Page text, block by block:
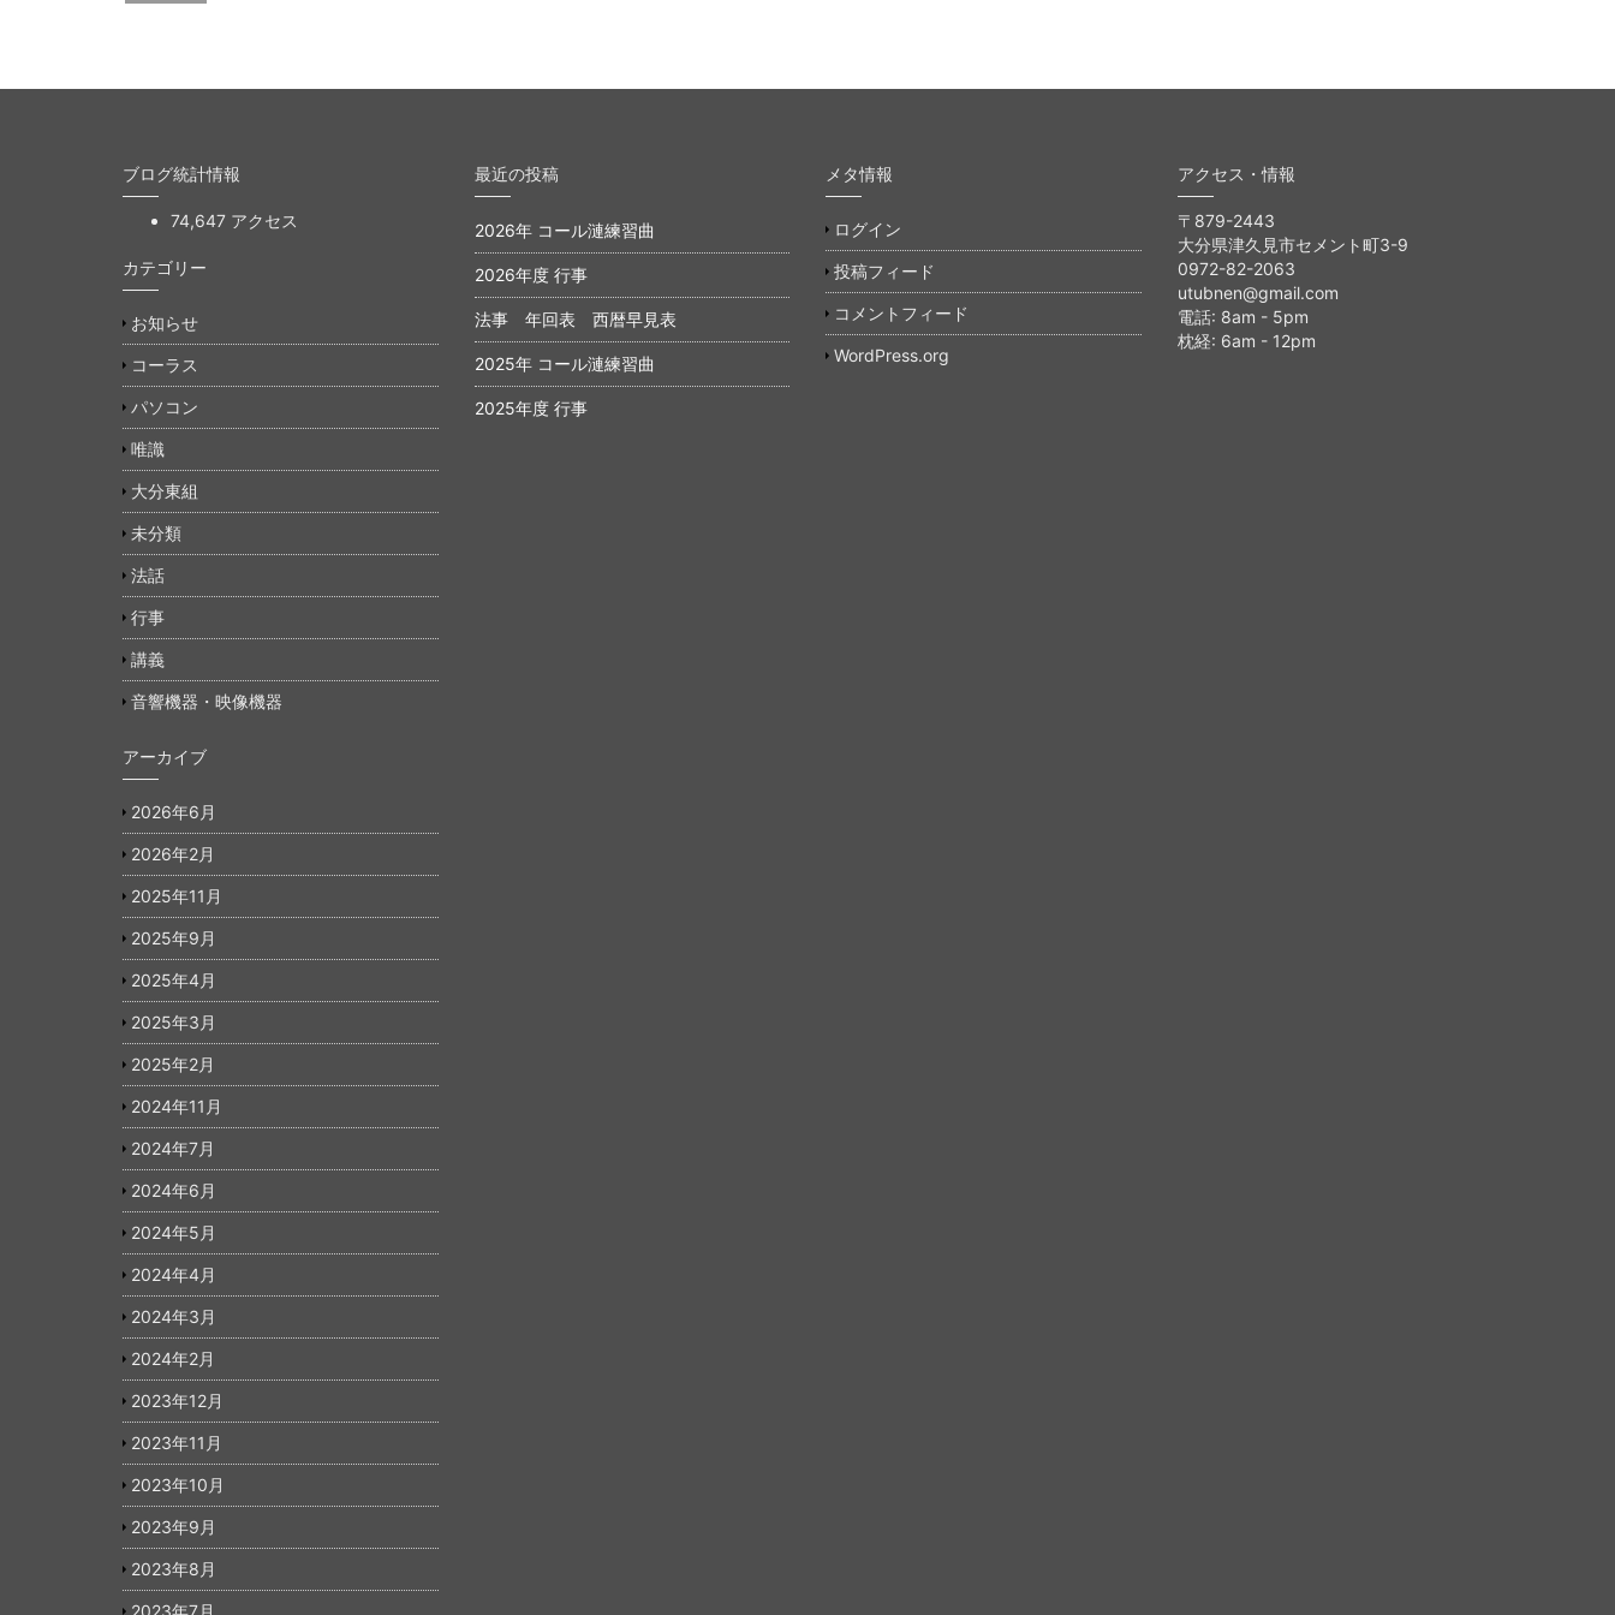
ブログ統計情報
74,647 アクセス
カテゴリー
お知らせ
コーラス
パソコン
唯識
大分東組
未分類
法話
行事
講義
音響機器・映像機器
アーカイブ
2026年6月
2026年2月
2025年11月
2025年9月
2025年4月
2025年3月
2025年2月
2024年11月
2024年7月
2024年6月
2024年5月
2024年4月
2024年3月
2024年2月
2023年12月
2023年11月
2023年10月
2023年9月
2023年8月
最近の投稿
2026年 コール漣練習曲
2026年度 行事
法事 年回表 西暦早見表
2025年 コール漣練習曲
2025年度 行事
メタ情報
ログイン
投稿フィード
コメントフィード
WordPress.org
アクセス・情報
〒879-2443
大分県津久見市セメント町3-9
0972-82-2063
utubnen@gmail.com
電話: 8am - 5pm
枕経: 6am - 12pm